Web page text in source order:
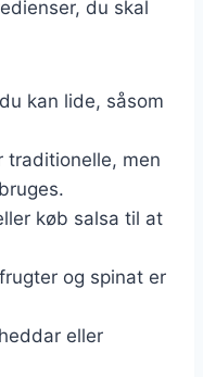
du skal
kan lide, såsom
traditionelle, men
køb salsa til at
og spinat er
eller